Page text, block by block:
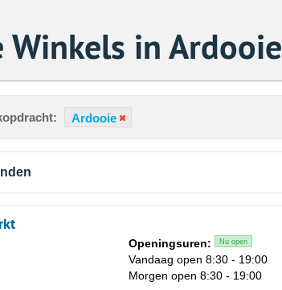
in Ardooie
Ardooie
Openingsuren: Nu open
Vandaag open 8:30 - 19:00
Morgen open 8:30 - 19:00